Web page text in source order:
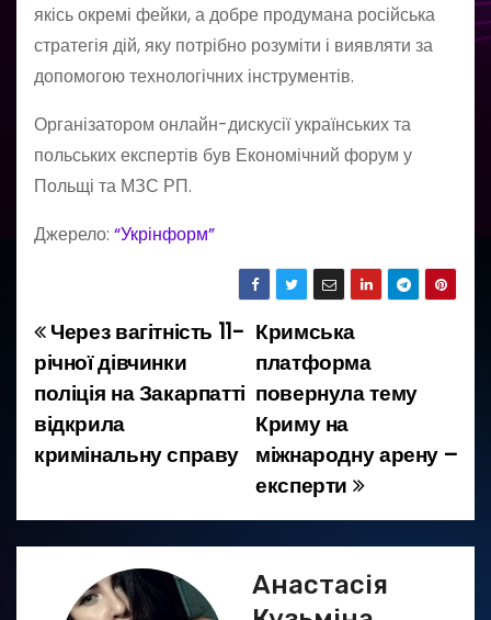
якісь окремі фейки, а добре продумана російська
стратегія дій, яку потрібно розуміти і виявляти за
допомогою технологічних інструментів.
Організатором онлайн-дискусії українських та
польських експертів був Економічний форум у
Польщі та МЗС РП.
Джерело: “Укрінформ”
Н
а
в
г
Кримська
платформа
повернула тему
Криму на
міжнародну арену –
експерти
Через вагітність 11-
річної дівчинки
поліція на Закарпатті
відкрила
кримінальну справу
Анастасія